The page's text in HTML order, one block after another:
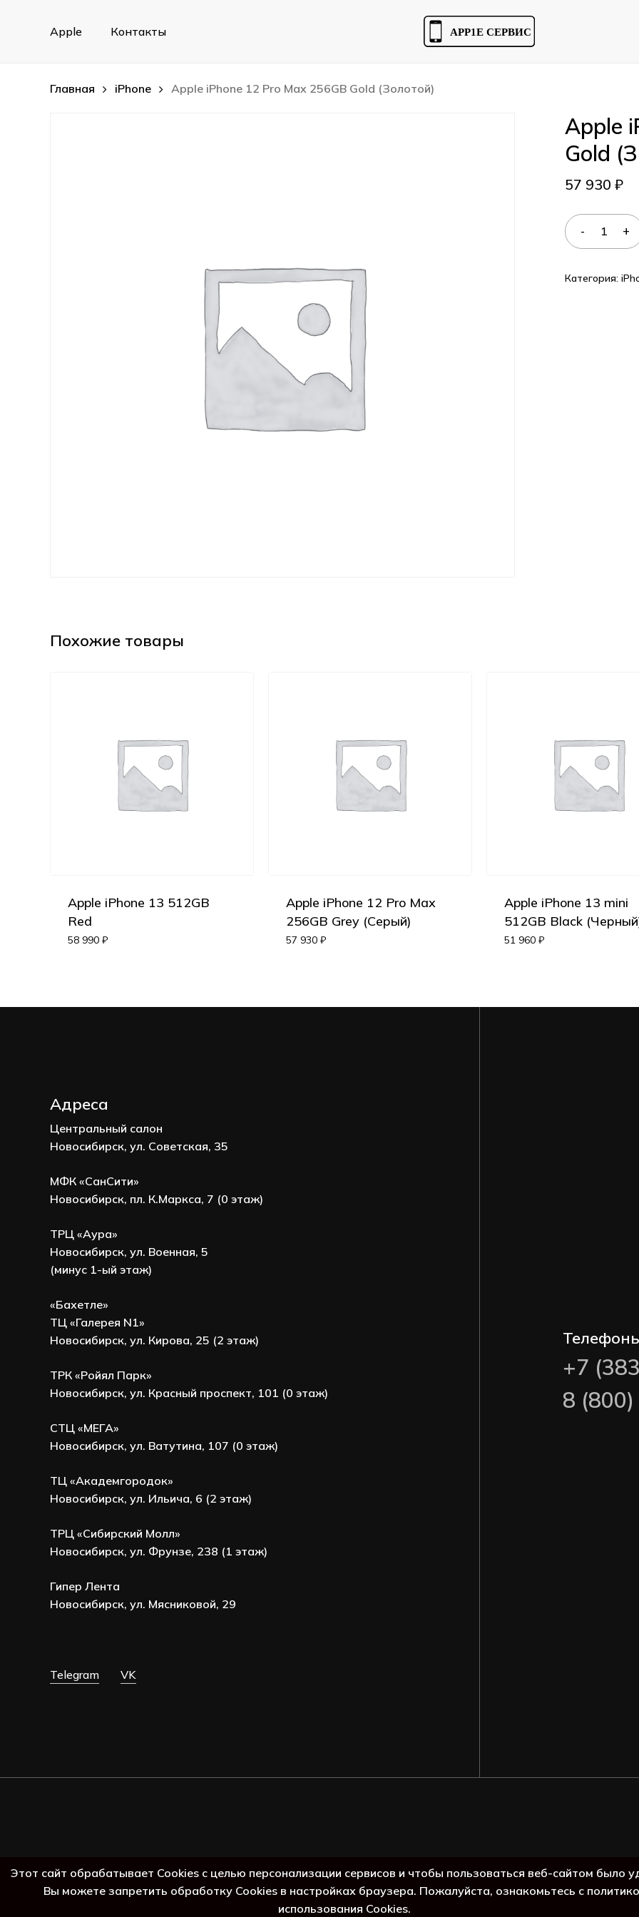
Apple Контакты
Главная iPhone Apple iPhone 12 Pro Max 256GB Gold (Золотой)
Apple
Gold
57 930₽
Категория:
Похожие товары
Apple iPhone 13 512GB
Red
58 990 ₽
Apple iPhone 12 Pro Max
256GB Grey (Серый)
57 930 ₽
Apple iPhone 13 mini
512GB Black
51 960 ₽
Адреса
Центральный салон
Новосибирск, ул. Советская, 35
МФК «СанСити»
Новосибирск, пл. К.Маркса, 7 (0 этаж)
ТРЦ «Аура»
Новосибирск, ул. Военная, 5
(минус 1-ый этаж)
«Бахетле»
ТЦ «Галерея N1»
Новосибирск, ул. Кирова, 25 (2 этаж)
ТРК «Ройял Парк»
Новосибирск, ул. Красный проспект, 101 (0 этаж)
СТЦ «МЕГА»
Новосибирск, ул. Ватутина, 107 (0 этаж)
ТЦ «Академгородок»
Новосибирск, ул. Ильича, 6 (2 этаж)
ТРЦ «Сибирский Молл»
Новосибирск, ул. Фрунзе, 238 (1 этаж)
Гипер Лента
Новосибирск, ул. Мясниковой, 29
Telegram VK
+7
8
Этот сайт обрабатывает Cookies с целью персонализации сервисов и чтобы пользоваться веб-сайтом было
Вы можете запретить обработку Cookies в настройках браузера. Пожалуйста, ознакомьтесь с
использования Cookies.